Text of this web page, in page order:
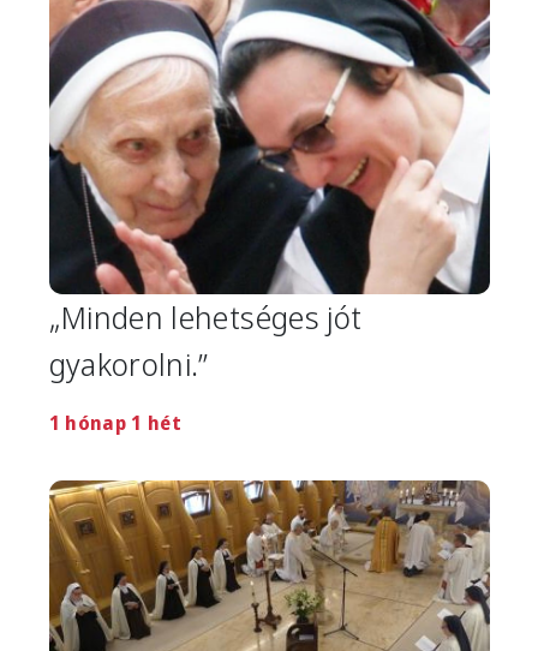
„Minden lehetséges jót
gyakorolni.”
1 hónap 1 hét
Image